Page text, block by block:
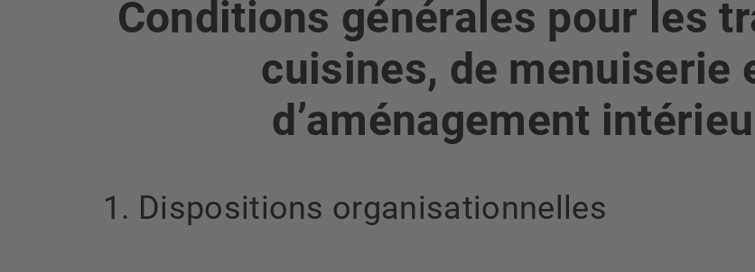
Conditions générales pour les
cuisines, de menuiserie
d’aménagement
1. Dispositions organisationnelles